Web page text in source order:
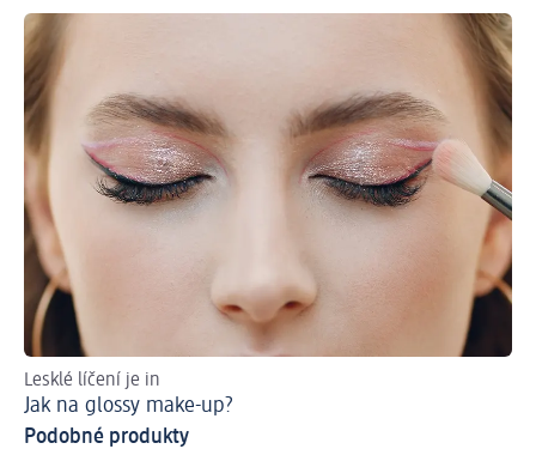
Lesklé líčení je in
Jak na glossy make-up?
Podobné produkty